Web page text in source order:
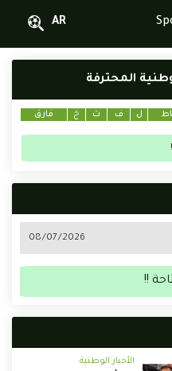
AR
المحترفة
ل ف ت خ فارق
!!
الأخبار الوطنية